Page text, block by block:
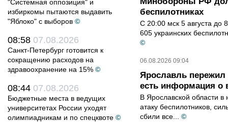
"Системная оппозиция" и
избиркомы пытаются выдавить
"Яблоко" с выборов ©
08:58 07.08.2026
Санкт-Петербург готовится к
сокращению расходов на
здравоохранение на 15% ©
08:44 07.08.2026
Бюджетные места в ведущих
университетах России уходят
олимпиадникам и по спецквоте ©
беспилотниках
С 20:00 мск 5 августа до
605 украинских
©
06.08.2026 09:04
Ярославль пережил
есть информация о
В Ярославской области в
атаку беспилотников,
сбили все...
©